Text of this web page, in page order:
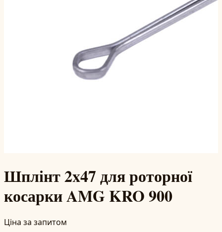
Шплінт 2x47 для роторної
косарки AMG KRO 900
Ціна за запитом